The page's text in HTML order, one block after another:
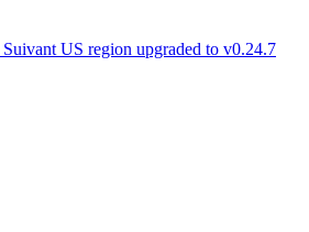
Suivant US region upgraded to v0.24.7